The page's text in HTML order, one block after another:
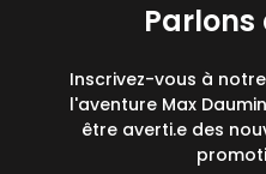
Parlons
Inscrivez-vous à
l'aventure Max
être averti.e des